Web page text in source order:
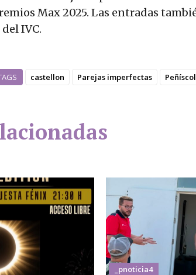
Max 2025. Las entradas
IVC.
castellon Parejas imperfectas
_pnoticia4